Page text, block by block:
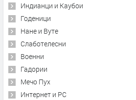
Индианци и Каубои
Годеници
Нане и Вуте
Слаботелесни
Военни
Гадории
Мечо Пух
Интернет и PC